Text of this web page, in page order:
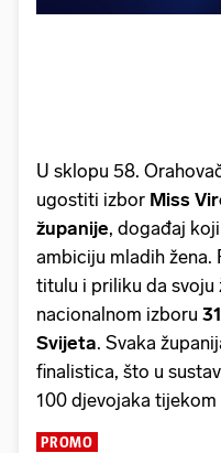
U sklopu 58.
ugostiti izbor Miss
županije, događaj
ambiciju mladih žena.
titulu i priliku da svoju
nacionalnom izboru
Svijeta. Svaka
finalistica, što u
100 djevojaka tijekom
PROMO